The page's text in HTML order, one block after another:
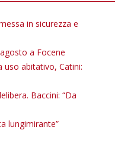
in sicurezza e
a Focene
uso abitativo, Catini:
Baccini: “Da
lungimirante”